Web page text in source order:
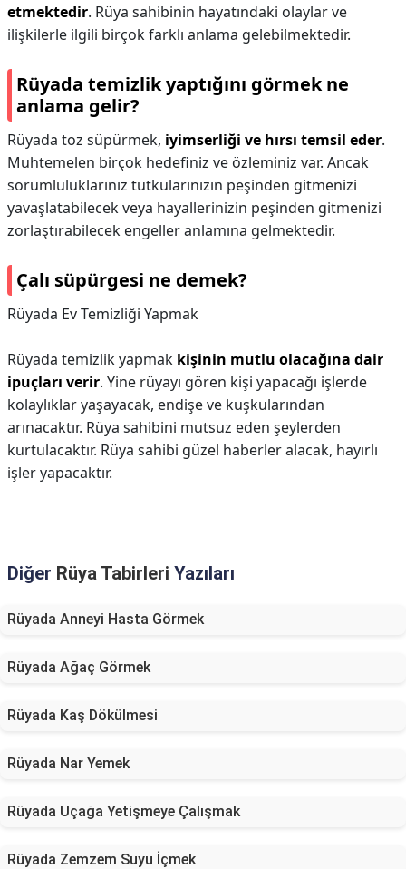
etmektedir. Rüya sahibinin hayatındaki olaylar ve
ilişkilerle ilgili birçok farklı anlama gelebilmektedir.
Rüyada temizlik yaptığını görmek ne
anlama gelir?
Rüyada toz süpürmek, iyimserliği ve hırsı temsil eder.
Muhtemelen birçok hedefiniz ve özleminiz var. Ancak
sorumluluklarınız tutkularınızın peşinden gitmenizi
yavaşlatabilecek veya hayallerinizin peşinden gitmenizi
zorlaştırabilecek engeller anlamına gelmektedir.
Çalı süpürgesi ne demek?
Rüyada Ev Temizliği Yapmak
Rüyada temizlik yapmak kişinin mutlu olacağına dair
ipuçları verir. Yine rüyayı gören kişi yapacağı işlerde
kolaylıklar yaşayacak, endişe ve kuşkularından
arınacaktır. Rüya sahibini mutsuz eden şeylerden
kurtulacaktır. Rüya sahibi güzel haberler alacak, hayırlı
işler yapacaktır.
Diğer Rüya Tabirleri Yazıları
Rüyada Anneyi Hasta Görmek
Rüyada Ağaç Görmek
Rüyada Kaş Dökülmesi
Rüyada Nar Yemek
Rüyada Uçağa Yetişmeye Çalışmak
Rüyada Zemzem Suyu İçmek